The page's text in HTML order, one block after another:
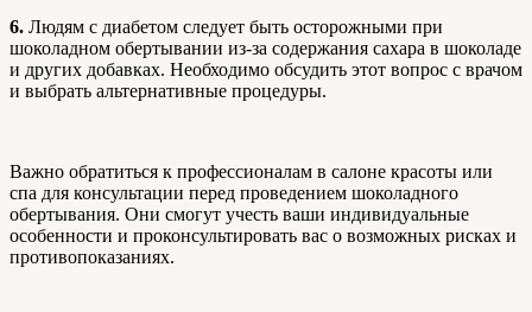
6. Людям с диабетом следует быть осторожными при
шоколадном обертывании из-за содержания сахара в шоколаде
и других добавках. Необходимо обсудить этот вопрос с врачом
и выбрать альтернативные процедуры.
Важно обратиться к профессионалам в салоне красоты или
спа для консультации перед проведением шоколадного
обертывания. Они смогут учесть ваши индивидуальные
особенности и проконсультировать вас о возможных рисках и
противопоказаниях.